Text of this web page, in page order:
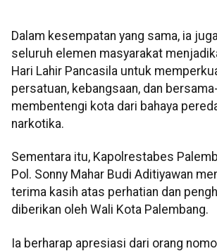
Dalam kesempatan yang sama, ia
seluruh elemen masyarakat
Hari Lahir Pancasila untuk
persatuan, kebangsaan, dan
membentengi kota dari bahaya
narkotika.
Sementara itu, Kapolrestabes
Pol. Sonny Mahar Budi Aditiyawan
terima kasih atas perhatian dan
diberikan oleh Wali Kota Palembang.
Ia berharap apresiasi dari orang